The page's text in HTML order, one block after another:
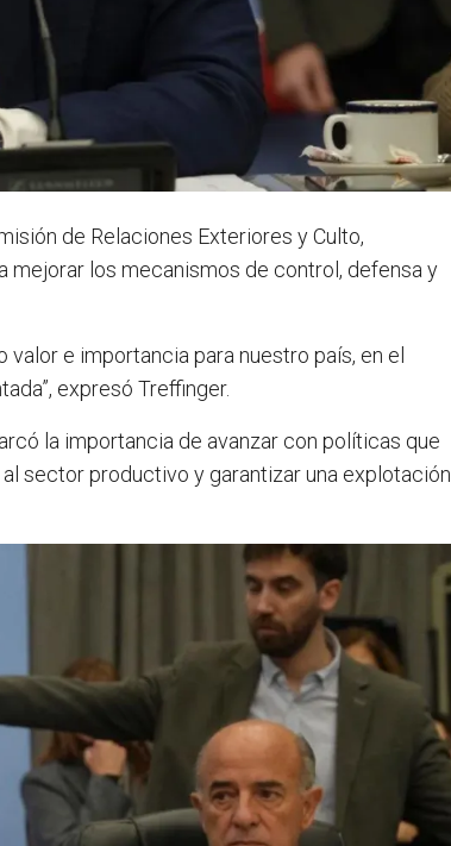
de Relaciones Exteriores y Culto,
mejorar los mecanismos de control, defensa y
e importancia para nuestro país, en el
expresó Treffinger.
la importancia de avanzar con políticas que
sector productivo y garantizar una explotación